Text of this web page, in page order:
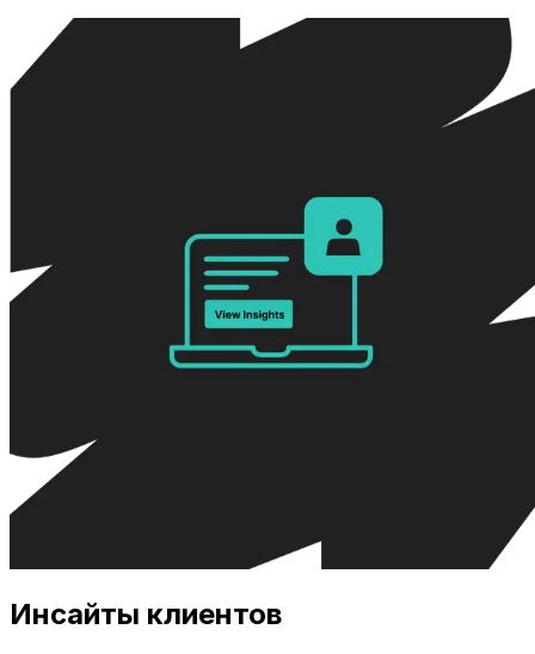
Инсайты клиентов